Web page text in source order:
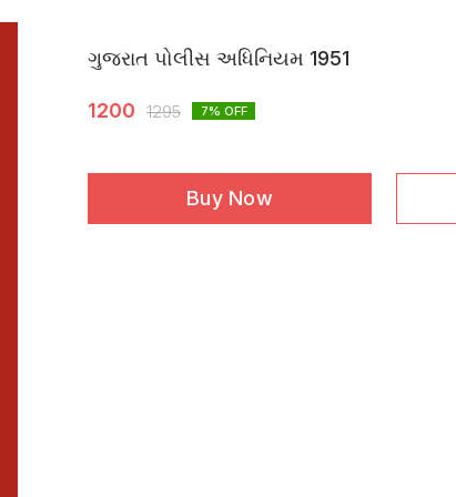
ગુજરાત પોલીસ અધિનિયમ 1951
1200 1295 7% OFF
Buy Now